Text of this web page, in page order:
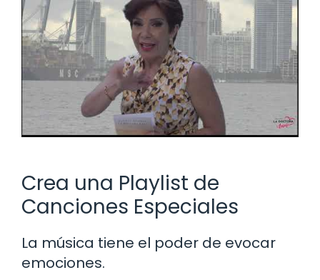
Crea una Playlist de
Canciones Especiales
La música tiene el poder de evocar
emociones.